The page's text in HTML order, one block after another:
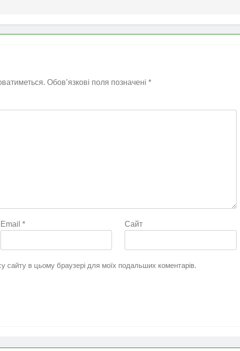
Обов’язкові поля позначені *
Email * Сайт
сайту в цьому браузері для моїх подальших коментарів.